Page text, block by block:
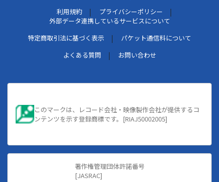
利用規約
プライバシーポリシー
外部データ連携しているサービスについて
特定商取引法に基づく表示
パケット通信料について
よくある質問
お問い合わせ
このマークは、レコード会社・映像製作会社が提供するコ
ンテンツを示す登録商標です。[RIAJ50002005]
著作権管理団体許諾番号
[JASRAC]